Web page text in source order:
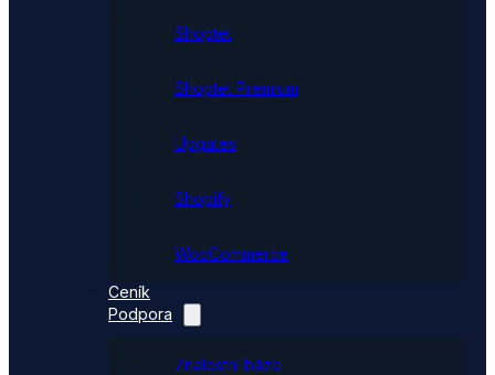
Shoptet
Shoptet Premium
Upgates
Shopify
WooCommerce
Ceník
Podpora
Znalostní báze